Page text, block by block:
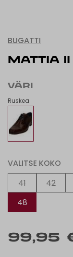
BUGATTI
MATTIA
VÄRI
Ruskea
VALITSE KOKO
41
42
48
99,95